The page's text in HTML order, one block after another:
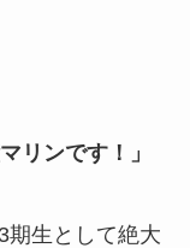
リンです！」
期生として絶大